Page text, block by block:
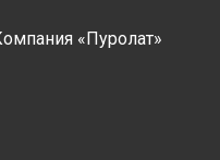
«Пуролат»